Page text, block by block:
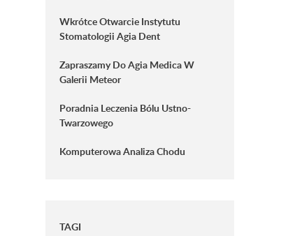
Wkrótce Otwarcie Instytutu
Stomatologii Agia Dent
Zapraszamy Do Agia Medica W
Galerii Meteor
Poradnia Leczenia Bólu Ustno-
Twarzowego
Komputerowa Analiza Chodu
TAGI